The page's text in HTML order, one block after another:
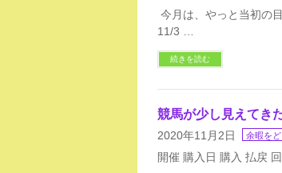
今月は、やっと当初の
11/3 …
続きを読む
競馬が少し見えてき
2020年11月2日 余暇を
開催 購入日 購入 払戻